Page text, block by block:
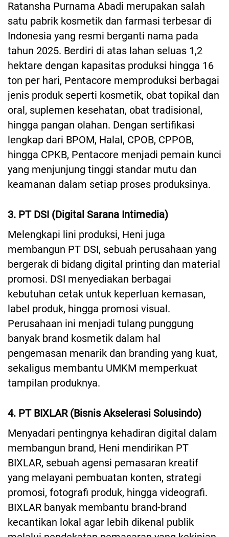
Ratansha Purnama Abadi merupakan salah
satu pabrik kosmetik dan farmasi terbesar di
Indonesia yang resmi berganti nama pada
tahun 2025. Berdiri di atas lahan seluas 1,2
hektare dengan kapasitas produksi hingga 16
ton per hari, Pentacore memproduksi berbagai
jenis produk seperti kosmetik, obat topikal dan
oral, suplemen kesehatan, obat tradisional,
hingga pangan olahan. Dengan sertifikasi
lengkap dari BPOM, Halal, CPOB, CPPOB,
hingga CPKB, Pentacore menjadi pemain kunci
yang menjunjung tinggi standar mutu dan
keamanan dalam setiap proses produksinya.
3. PT DSI (Digital Sarana Intimedia)
Melengkapi lini produksi, Heni juga
membangun PT DSI, sebuah perusahaan yang
bergerak di bidang digital printing dan material
promosi. DSI menyediakan berbagai
kebutuhan cetak untuk keperluan kemasan,
label produk, hingga promosi visual.
Perusahaan ini menjadi tulang punggung
banyak brand kosmetik dalam hal
pengemasan menarik dan branding yang kuat,
sekaligus membantu UMKM memperkuat
tampilan produknya.
4. PT BIXLAR (Bisnis Akselerasi Solusindo)
Menyadari pentingnya kehadiran digital dalam
membangun brand, Heni mendirikan PT
BIXLAR, sebuah agensi pemasaran kreatif
yang melayani pembuatan konten, strategi
promosi, fotografi produk, hingga videografi.
BIXLAR banyak membantu brand-brand
kecantikan lokal agar lebih dikenal publik